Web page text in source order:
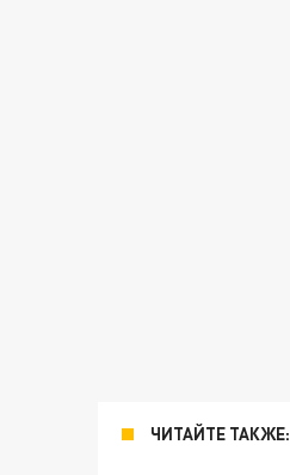
ЧИТАЙТЕ ТАКЖЕ: